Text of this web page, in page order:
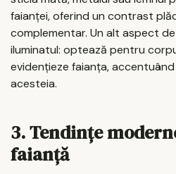
faianței, oferind un contrast
complementar. Un alt aspect
iluminatul: optează pentru
evidențieze faianța,
acesteia.
3. Tendințe
faianță